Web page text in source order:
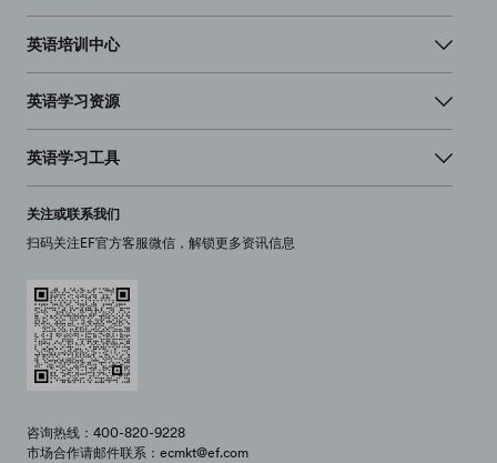
英语培训中心
英语学习资源
英语学习工具
关注或联系我们
扫码关注EF官方客服微信，解锁更多资讯信息
咨询热线：400-820-9228
市场合作请邮件联系：ecmkt@ef.com